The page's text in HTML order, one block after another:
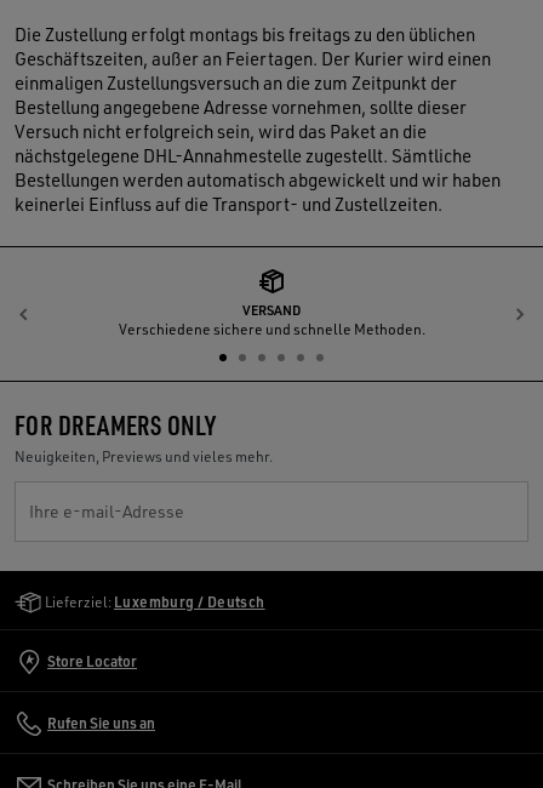
Die Zustellung erfolgt montags bis freitags zu den üblichen
Geschäftszeiten, außer an Feiertagen. Der Kurier wird einen
einmaligen Zustellungsversuch an die zum Zeitpunkt der
Bestellung angegebene Adresse vornehmen, sollte dieser
Versuch nicht erfolgreich sein, wird das Paket an die
nächstgelegene DHL-Annahmestelle zugestellt. Sämtliche
Bestellungen werden automatisch abgewickelt und wir haben
keinerlei Einfluss auf die Transport- und Zustellzeiten.
VERSAND
Verschiedene sichere und schnelle Methoden.
Zurück
FOR DREAMERS ONLY
Neuigkeiten, Previews und vieles mehr.
Ihre e-mail-Adresse
Lieferziel: Luxemburg / Deutsch
Store Locator
Rufen Sie uns an